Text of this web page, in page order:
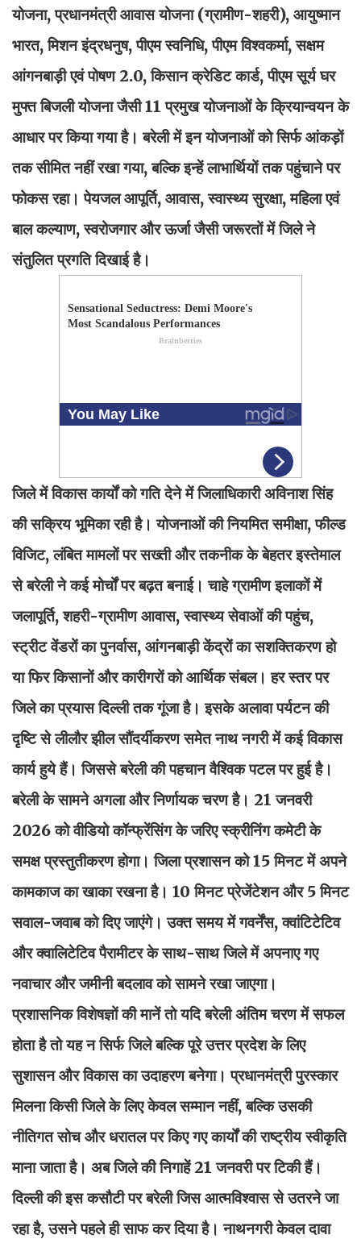
योजना, प्रधानमंत्री आवास योजना (ग्रामीण-शहरी), आयुष्मान
भारत, मिशन इंद्रधनुष, पीएम स्वनिधि, पीएम विश्वकर्मा, सक्षम
आंगनबाड़ी एवं पोषण 2.0, किसान क्रेडिट कार्ड, पीएम सूर्य घर
मुफ्त बिजली योजना जैसी 11 प्रमुख योजनाओं के क्रियान्वयन के
आधार पर किया गया है। बरेली में इन योजनाओं को सिर्फ आंकड़ों
तक सीमित नहीं रखा गया, बल्कि इन्हें लाभार्थियों तक पहुंचाने पर
फोकस रहा। पेयजल आपूर्ति, आवास, स्वास्थ्य सुरक्षा, महिला एवं
बाल कल्याण, स्वरोजगार और ऊर्जा जैसी जरूरतों में जिले ने
संतुलित प्रगति दिखाई है।
जिले में विकास कार्यों को गति देने में जिलाधिकारी अविनाश सिंह
की सक्रिय भूमिका रही है। योजनाओं की नियमित समीक्षा, फील्ड
विजिट, लंबित मामलों पर सख्ती और तकनीक के बेहतर इस्तेमाल
से बरेली ने कई मोर्चों पर बढ़त बनाई। चाहे ग्रामीण इलाकों में
जलापूर्ति, शहरी-ग्रामीण आवास, स्वास्थ्य सेवाओं की पहुंच,
स्ट्रीट वेंडरों का पुनर्वास, आंगनबाड़ी केंद्रों का सशक्तिकरण हो
या फिर किसानों और कारीगरों को आर्थिक संबल। हर स्तर पर
जिले का प्रयास दिल्ली तक गूंजा है। इसके अलावा पर्यटन की
दृष्टि से लीलौर झील सौंदर्यीकरण समेत नाथ नगरी में कई विकास
कार्य हुये हैं। जिससे बरेली की पहचान वैश्विक पटल पर हुई है।
बरेली के सामने अगला और निर्णायक चरण है। 21 जनवरी
2026 को वीडियो कॉन्फ्रेंसिंग के जरिए स्क्रीनिंग कमेटी के
समक्ष प्रस्तुतीकरण होगा। जिला प्रशासन को 15 मिनट में अपने
कामकाज का खाका रखना है। 10 मिनट प्रेजेंटेशन और 5 मिनट
सवाल-जवाब को दिए जाएंगे। उक्त समय में गवर्नेंस, क्वांटिटेटिव
और क्वालिटेटिव पैरामीटर के साथ-साथ जिले में अपनाए गए
नवाचार और जमीनी बदलाव को सामने रखा जाएगा।
प्रशासनिक विशेषज्ञों की मानें तो यदि बरेली अंतिम चरण में सफल
होता है तो यह न सिर्फ जिले बल्कि पूरे उत्तर प्रदेश के लिए
सुशासन और विकास का उदाहरण बनेगा। प्रधानमंत्री पुरस्कार
मिलना किसी जिले के लिए केवल सम्मान नहीं, बल्कि उसकी
नीतिगत सोच और धरातल पर किए गए कार्यों की राष्ट्रीय स्वीकृति
माना जाता है। अब जिले की निगाहें 21 जनवरी पर टिकी हैं।
दिल्ली की इस कसौटी पर बरेली जिस आत्मविश्वास से उतरने जा
रहा है, उसने पहले ही साफ कर दिया है। नाथनगरी केवल दावा